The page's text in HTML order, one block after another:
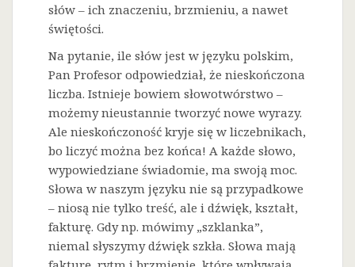
słów – ich znaczeniu, brzmieniu, a nawet
świętości.
Na pytanie, ile słów jest w języku polskim,
Pan Profesor odpowiedział, że nieskończona
liczba. Istnieje bowiem słowotwórstwo –
możemy nieustannie tworzyć nowe wyrazy.
Ale nieskończoność kryje się w liczebnikach,
bo liczyć można bez końca! A każde słowo,
wypowiedziane świadomie, ma swoją moc.
Słowa w naszym języku nie są przypadkowe
– niosą nie tylko treść, ale i dźwięk, kształt,
fakturę. Gdy np. mówimy „szklanka”,
niemal słyszymy dźwięk szkła. Słowa mają